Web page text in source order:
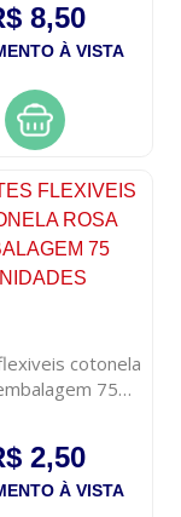
8,50
À VISTA
cotonela
75
2,50
À VISTA